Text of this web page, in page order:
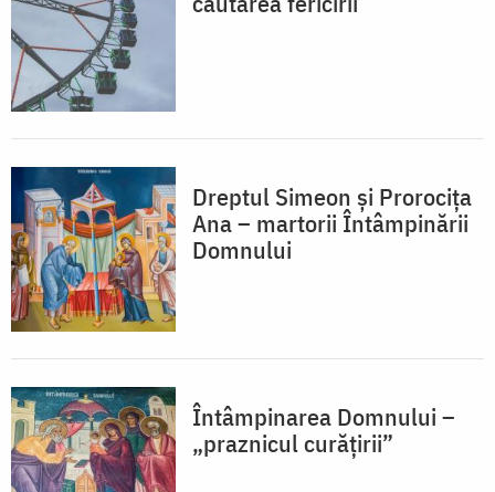
Dreptul Simeon și Prorocița
Ana – martorii Întâmpinării
Domnului
Întâmpinarea Domnului –
„praznicul curățirii”